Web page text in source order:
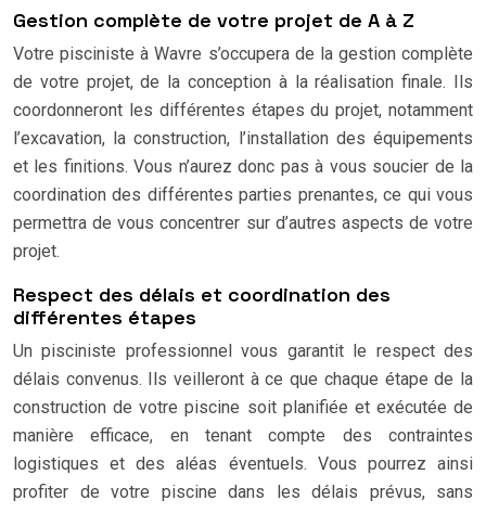
Gestion complète de votre projet de A à Z
Votre pisciniste à Wavre s’occupera de la gestion complète
de votre projet, de la conception à la réalisation finale. Ils
coordonneront les différentes étapes du projet, notamment
l’excavation, la construction, l’installation des équipements
et les finitions. Vous n’aurez donc pas à vous soucier de la
coordination des différentes parties prenantes, ce qui vous
permettra de vous concentrer sur d’autres aspects de votre
projet.
Respect des délais et coordination des
différentes étapes
Un pisciniste professionnel vous garantit le respect des
délais convenus. Ils veilleront à ce que chaque étape de la
construction de votre piscine soit planifiée et exécutée de
manière efficace, en tenant compte des contraintes
logistiques et des aléas éventuels. Vous pourrez ainsi
profiter de votre piscine dans les délais prévus, sans